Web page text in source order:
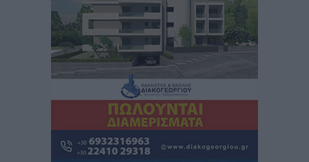
Βούλγαροι τουρίστες: Λιγότερες διανυκτερεύσεις
στην Ελλάδα, αλλά 18% υψηλότερη δαπάνη ανά
διανυκτέρευση
Βέλγοι τουρίστες: Στα 547,9 εκατ. ευρώ οι εισπράξεις
• πριν 1 ώρα